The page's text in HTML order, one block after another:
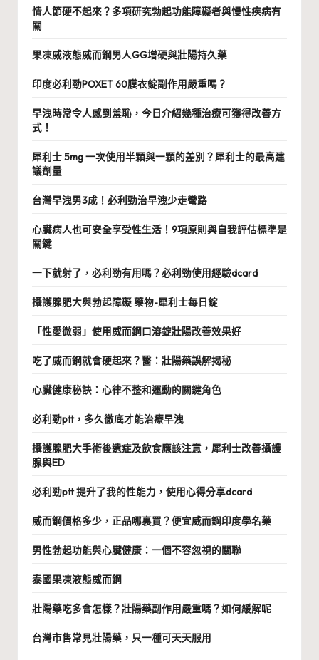
情人節硬不起來？多項研究勃起功能障礙者與慢性疾病有
關
果凍威液態威而鋼男人GG增硬與壯陽持久藥
印度必利勁POXET 60膜衣錠副作用嚴重嗎？
早洩時常令人感到羞恥，今日介紹幾種治療可獲得改善方
式！
犀利士 5mg 一次使用半顆與一顆的差別？犀利士的最高建
議劑量
台灣早洩男3成！必利勁治早洩少走彎路
心臟病人也可安全享受性生活！9項原則與自我評估標準是
關鍵
一下就射了，必利勁有用嗎？必利勁使用經驗dcard
攝護腺肥大與勃起障礙 藥物-犀利士每日錠
「性愛微弱」使用威而鋼口溶錠壯陽改善效果好
吃了威而鋼就會硬起來？醫：壯陽藥誤解揭秘
心臟健康秘訣：心律不整和運動的關鍵角色
必利勁ptt，多久徹底才能治療早洩
攝護腺肥大手術後遺症及飲食應該注意，犀利士改善攝護
腺與ED
必利勁ptt 提升了我的性能力，使用心得分享dcard
威而鋼價格多少，正品哪裏買？便宜威而鋼印度學名藥
男性勃起功能與心臟健康：一個不容忽視的關聯
泰國果凍液態威而鋼
壯陽藥吃多會怎樣？壯陽藥副作用嚴重嗎？如何緩解呢
台灣市售常見壯陽藥，只一種可天天服用